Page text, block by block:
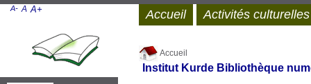
Accueil
Institut Kurde Bibliothèque
Accueil Activités culturelles
A- A A+